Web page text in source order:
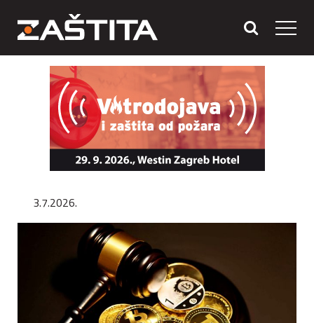
3.7.2026.